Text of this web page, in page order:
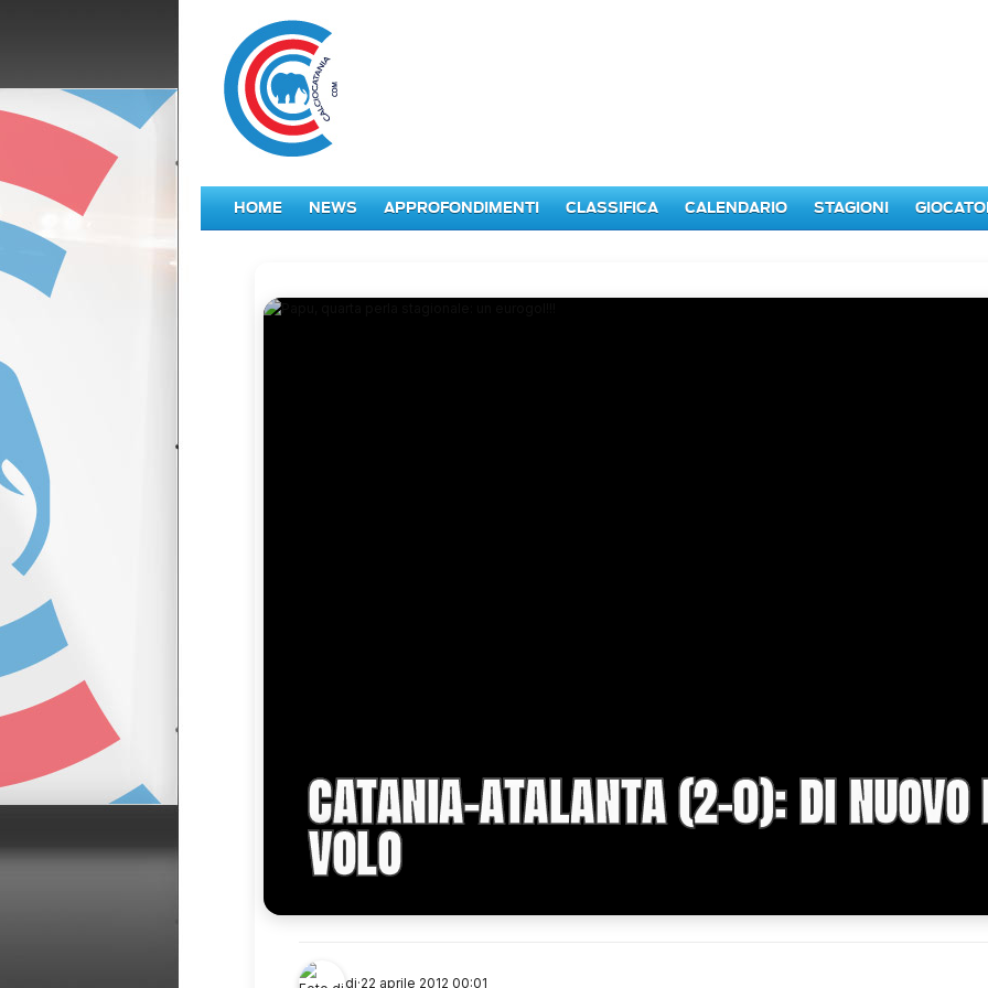
HOME NEWS APPROFONDIMENTI CLASSIFICA CALENDARIO STAGIONI
CATANIA-ATALANTA (2-0): DI NUOVO
VOLO
di·22 aprile 2012 00:01